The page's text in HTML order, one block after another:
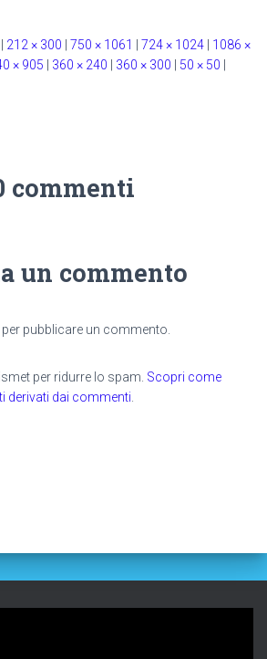
212 × 300 750 × 1061 724 × 1024
1086 ×
× 905 360 × 240 360 × 300 50 × 50
commenti
un commento
per pubblicare un commento.
per ridurre lo spam. Scopri come
derivati dai commenti